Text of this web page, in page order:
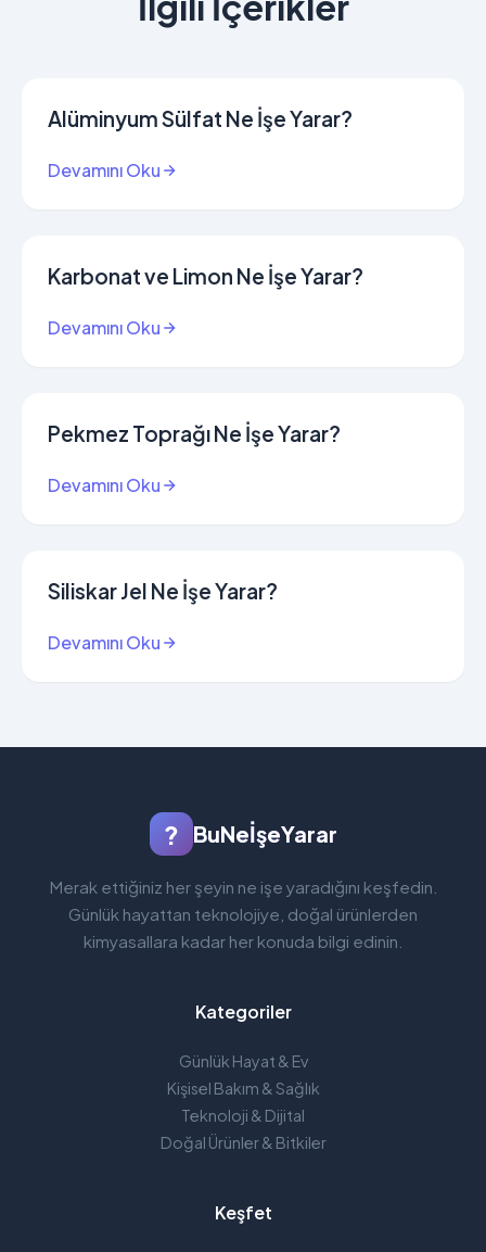
Alüminyum Sülfat Ne İşe Yarar?
Devamını Oku
Karbonat ve Limon Ne İşe Yarar?
Devamını Oku
Pekmez Toprağı Ne İşe Yarar?
Devamını Oku
Siliskar Jel Ne İşe Yarar?
Devamını Oku
? BuNeİşeYarar
Merak ettiğiniz her şeyin ne işe yaradığını keşfedin.
Günlük hayattan teknolojiye, doğal ürünlerden
kimyasallara kadar her konuda bilgi edinin.
Kategoriler
Günlük Hayat & Ev
Kişisel Bakım & Sağlık
Teknoloji & Dijital
Doğal Ürünler & Bitkiler
Keşfet